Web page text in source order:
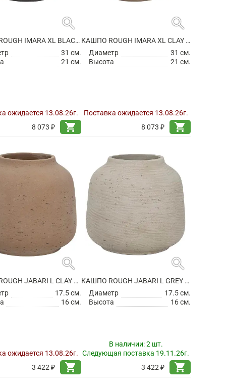
search
КАШПО ROUGH IMARA XL BLACK WASHED
31 см.
21 см.
ожидается 13.08.26г.
8 073 ₽
shopping_cart
search
КАШПО ROUGH IMARA XL CLAY WASHED
Диаметр
31 см.
Высота
21 см.
Поставка ожидается 13.08.26г.
8 073 ₽
shopping_cart
search
КАШПО ROUGH JABARI L CLAY WASHED
17.5 см.
16 см.
ожидается 13.08.26г.
3 422 ₽
shopping_cart
search
КАШПО ROUGH JABARI L GREY WASHED
Диаметр
17.5 см.
Высота
16 см.
В наличии:2 шт.
Следующая поставка 19.11.26г.
3 422 ₽
shopping_cart